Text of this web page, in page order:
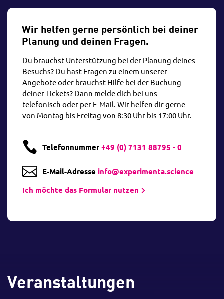
Wir helfen gerne persönlich bei deiner
Planung und deinen Fragen.
Du brauchst Unterstützung bei der Planung deines
Besuchs? Du hast Fragen zu einem unserer
Angebote oder brauchst Hilfe bei der Buchung
deiner Tickets? Dann melde dich bei uns –
telefonisch oder per E-Mail. Wir helfen dir gerne
von Montag bis Freitag von 8:30 Uhr bis 17:00 Uhr.
 Telefonnummer +49 (0) 7131 88795 - 0
 E-Mail-Adresse info@experimenta.science
Ich möchte das Formular nutzen
Veranstaltungen